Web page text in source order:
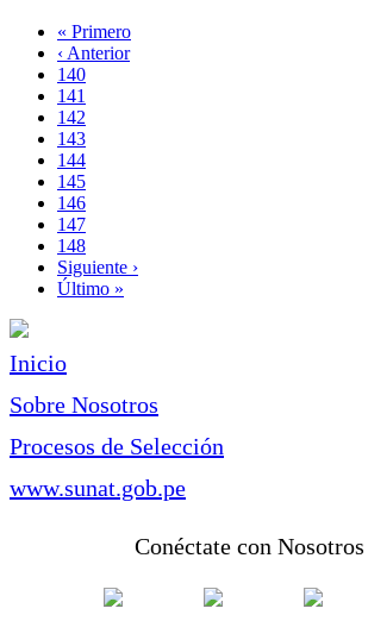
Paginación
Primera
página
« Primero
Página
anterior
‹ Anterior
Page
140
Page
141
Page
142
Page
143
Página
actual
144
Page
145
Page
146
Page
147
Page
148
Siguiente
página
Siguiente ›
Última
Último »
Inicio
Sobre Nosotros
Procesos de Selección
www.sunat.gob.pe
Conéctate con Nosotros